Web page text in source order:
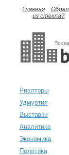
Главная
из стекла?
Риэлторы
Удмуртия
Выставки
Аналитика
Экономика
Политика